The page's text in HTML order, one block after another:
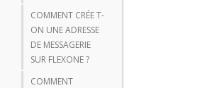
COMMENT CRÉE T-
ON UNE ADRESSE
DE MESSAGERIE
SUR FLEXONE ?
COMMENT